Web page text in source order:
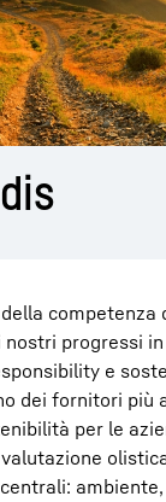
competenza
nostri progressi
e
dei fornitori più
per le